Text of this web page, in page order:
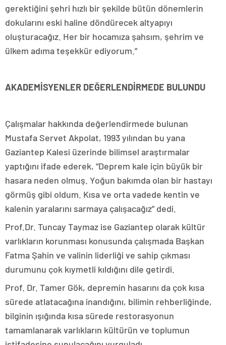
gerektiğini şehri hızlı bir şekilde bütün dönemlerin
dokularını eski haline döndürecek altyapıyı
oluşturacağız. Her bir hocamıza şahsım, şehrim ve
ülkem adıma teşekkür ediyorum.”
AKADEMİSYENLER DEĞERLENDİRMEDE BULUNDU
Çalışmalar hakkında değerlendirmede bulunan
Mustafa Servet Akpolat, 1993 yılından bu yana
Gaziantep Kalesi üzerinde bilimsel araştırmalar
yaptığını ifade ederek, “Deprem kale için büyük bir
hasara neden olmuş. Yoğun bakımda olan bir hastayı
görmüş gibi oldum. Kısa ve orta vadede kentin ve
kalenin yaralarını sarmaya çalışacağız” dedi.
Prof.Dr. Tuncay Taymaz ise Gaziantep olarak kültür
varlıkların korunması konusunda çalışmada Başkan
Fatma Şahin ve valinin liderliği ve sahip çıkması
durumunu çok kıymetli kıldığını dile getirdi.
Prof. Dr. Tamer Gök, depremin hasarını da çok kısa
sürede atlatacağına inandığını, bilimin rehberliğinde,
bilginin ışığında kısa sürede restorasyonun
tamamlanarak varlıkların kültürün ve toplumun